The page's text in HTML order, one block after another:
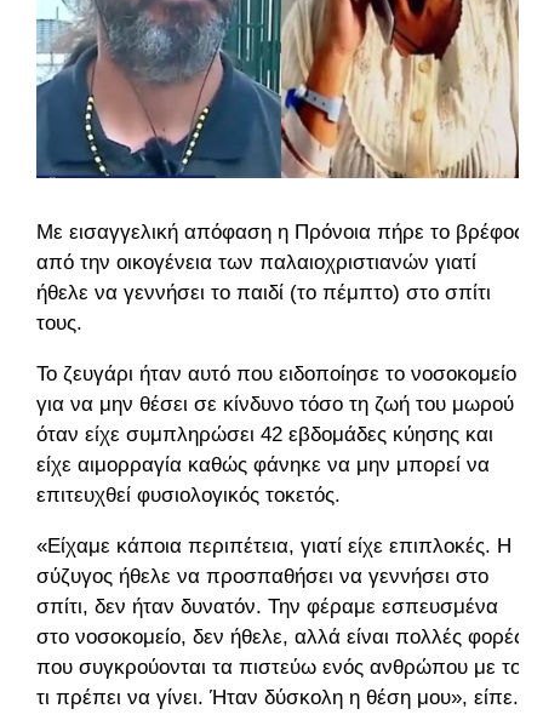
Με εισαγγελική απόφαση η Πρόνοια πήρε το βρέφος
από την οικογένεια των παλαιοχριστιανών γιατί
ήθελε να γεννήσει το παιδί (το πέμπτο) στο σπίτι
τους.
Το ζευγάρι ήταν αυτό που ειδοποίησε το νοσοκομείο
για να μην θέσει σε κίνδυνο τόσο τη ζωή του μωρού
όταν είχε συμπληρώσει 42 εβδομάδες κύησης και
είχε αιμορραγία καθώς φάνηκε να μην μπορεί να
επιτευχθεί φυσιολογικός τοκετός.
«Είχαμε κάποια περιπέτεια, γιατί είχε επιπλοκές. Η
σύζυγος ήθελε να προσπαθήσει να γεννήσει στο
σπίτι, δεν ήταν δυνατόν. Την φέραμε εσπευσμένα
στο νοσοκομείο, δεν ήθελε, αλλά είναι πολλές φορές
που συγκρούονται τα πιστεύω ενός ανθρώπου με το
τι πρέπει να γίνει. Ήταν δύσκολη η θέση μου», είπε.